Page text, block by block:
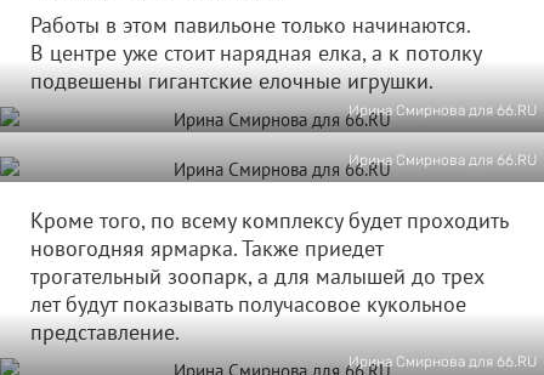
Работы в этом павильоне только начинаются.
В центре уже стоит нарядная елка, а к потолку
подвешены гигантские елочные игрушки.
Ирина Смирнова для 66.RU
Ирина Смирнова для 66.RU
Кроме того, по всему комплексу будет проходить
новогодняя ярмарка. Также приедет
трогательный зоопарк, а для малышей до трех
лет будут показывать получасовое кукольное
представление.
Ирина Смирнова для 66.RU